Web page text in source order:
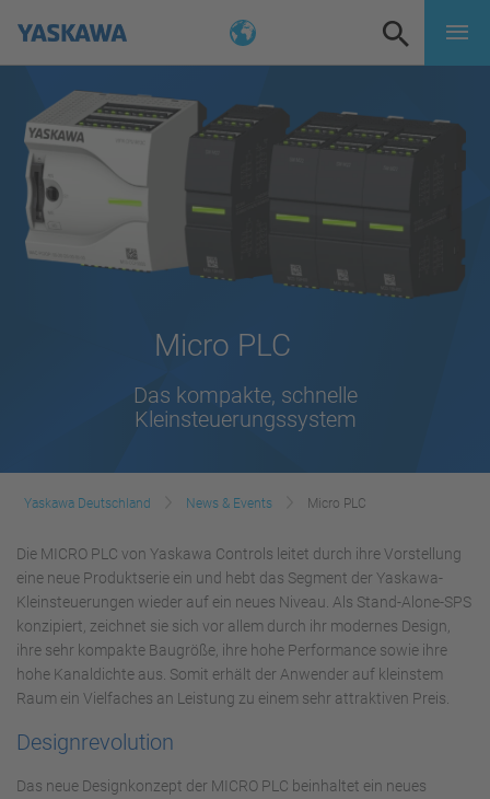
Micro PLC
Das kompakte, schnelle
Kleinsteuerungssystem
Yaskawa Deutschland News & Events Micro PLC
Die MICRO PLC von Yaskawa Controls leitet durch ihre Vorstellung
eine neue Produktserie ein und hebt das Segment der Yaskawa-
Kleinsteuerungen wieder auf ein neues Niveau. Als Stand-Alone-SPS
konzipiert, zeichnet sie sich vor allem durch ihr modernes Design,
ihre sehr kompakte Baugröße, ihre hohe Performance sowie ihre
hohe Kanaldichte aus. Somit erhält der Anwender auf kleinstem
Raum ein Vielfaches an Leistung zu einem sehr attraktiven Preis.
Designrevolution
Das neue Designkonzept der MICRO PLC beinhaltet ein neues